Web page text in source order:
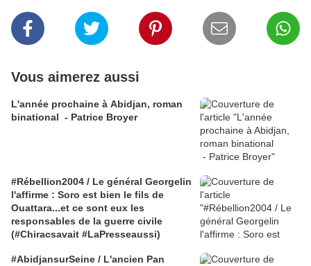
Vous aimerez aussi
L'année prochaine à Abidjan, roman
binational - Patrice Broyer
#Rébellion2004 / Le général Georgelin
l'affirme : Soro est bien le fils de
Ouattara...et ce sont eux les
responsables de la guerre civile
(#Chiracsavait #LaPresseaussi)
#AbidjansurSeine / L'ancien Pan